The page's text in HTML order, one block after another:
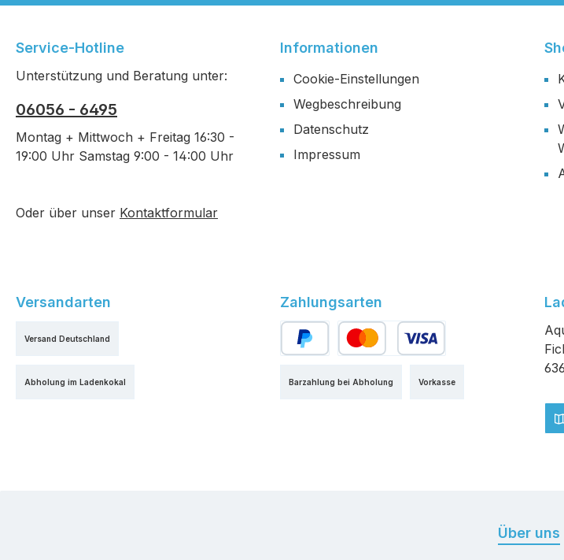
Service-Hotline
Unterstützung und Beratung unter:
06056 - 6495
Montag + Mittwoch + Freitag 16:30 -
19:00 Uhr Samstag 9:00 - 14:00 Uhr
Oder über unser Kontaktformular
Informationen
Cookie-Einstellungen
Wegbeschreibung
Datenschutz
Impressum
Versandarten
Versand Deutschland
Abholung im Ladenkokal
Zahlungsarten
Vorkasse
Barzahlung bei Abholung
Über uns